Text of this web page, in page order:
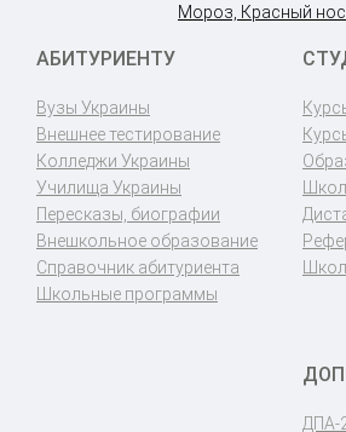
Мороз, Красный нос
АБИТУРИЕНТУ
Вузы Украины
Внешнее тестирование
Колледжи Украины
Училища Украины
Пересказы, биографии
Внешкольное образование
Справочник абитуриента
Школьные программы
ДПА-